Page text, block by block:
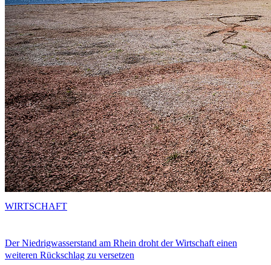
Der Niedrigwasserstand am Rhein droht der Wirtschaft einen
weiteren Rückschlag zu versetzen
WIRTSCHAFT